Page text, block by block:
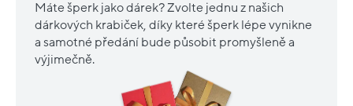
Máte šperk jako dárek? Zvolte jednu z našich
dárkových krabiček, díky které šperk lépe vynikne
a samotné předání bude působit promyšleně a
výjimečně.